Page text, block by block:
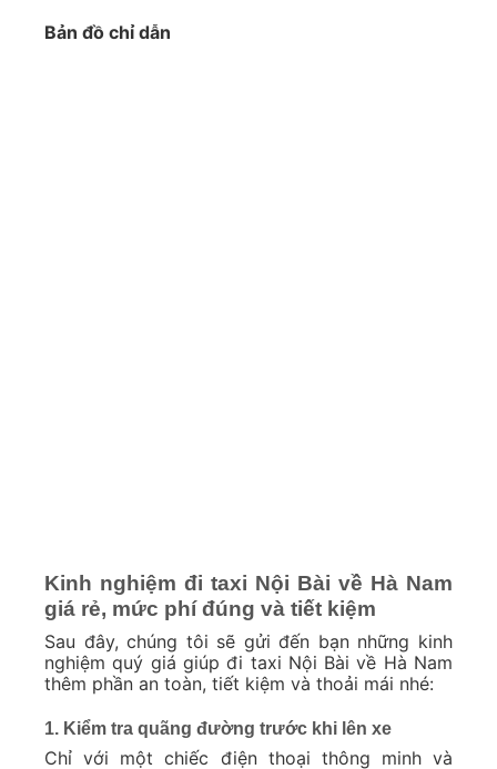
Bản đồ chỉ dẫn
Kinh nghiệm đi taxi Nội Bài về Hà Nam
giá rẻ, mức phí đúng và tiết kiệm
Sau đây, chúng tôi sẽ gửi đến bạn những kinh
nghiệm quý giá giúp đi taxi Nội Bài về Hà Nam
thêm phần an toàn, tiết kiệm và thoải mái nhé:
1. Kiểm tra quãng đường trước khi lên xe
Chỉ với một chiếc điện thoại thông minh và